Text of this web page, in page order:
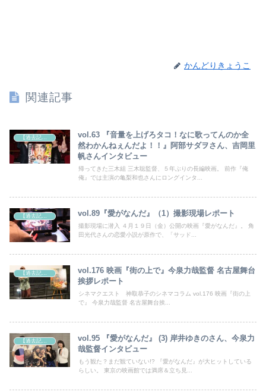
かんどりきょうこ
関連記事
【過去記事】シネマクエスト「神取恭子のシネマコラム」
vol.63 『音量を上げろタコ！なに歌ってんのか全
然わかんねぇんだよ！！』阿部サダヲさん、吉岡里
帆さんインタビュー
帰ってきた三木組 三木聡監督、５年ぶりの長編映画。 前作『俺
俺』では主演の亀梨和也さんにロングインタ...
【過去記事】シネマクエスト「神取恭子のシネマコラム」 vol.89『愛がなんだ』（1）撮影現場レポート
撮影現場に潜入 ４月１９日（金）公開の映画『愛がなんだ』。 角
田光代さんの恋愛小説が原作で、「サッド...
vol.176 映画『街の上で』今泉力哉監督 名古屋舞台
挨拶レポート
シネマクエスト 神取恭子のシネマコラム vol.176 映画『街の上
で』 今泉力哉監督 名古屋舞台挨...
vol.95 『愛がなんだ』 (3) 岸井ゆきのさん、今泉力
哉監督インタビュー
もう観た？まだ観ていない!? 『愛がなんだ』が大ヒットしている
らしい。 東京の映画館では満席＆立ち見...